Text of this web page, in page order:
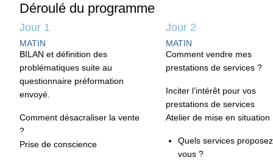
Déroulé du programme
Jour 1
MATIN
BILAN et définition des
problématiques suite au
questionnaire préformation
envoyé.
Comment désacraliser la vente
?
Prise de conscience
Jour 2
MATIN
Comment vendre mes
prestations de services ?
Inciter l’intérêt pour vos
prestations de services
Atelier de mise en situation
Quels services
vous ?